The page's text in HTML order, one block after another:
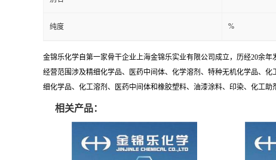
纯度 %
金锦乐化学自第一家骨干企业上海金锦乐实业有限公司成立，历经20余
经营范围涉及精细化学品、医药中间体、化学溶剂、特种无机化学品、
细化学品、化工溶剂、医药中间体和橡胶塑料、油漆涂料、印染、化工
相关产品：